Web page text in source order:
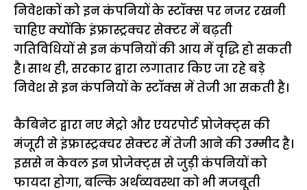
निवेशकों को इन कंपनियों के स्टॉक्स पर नजर रखनी
चाहिए क्योंकि इंफ्रास्ट्रक्चर सेक्टर में बढ़ती
गतिविधियों से इन कंपनियों की आय में वृद्धि हो सकती
है। साथ ही, सरकार द्वारा लगातार किए जा रहे बड़े
निवेश से इन कंपनियों के स्टॉक्स में तेजी आ सकती है।
कैबिनेट द्वारा नए मेट्रो और एयरपोर्ट प्रोजेक्ट्स की
मंजूरी से इंफ्रास्ट्रक्चर सेक्टर में तेजी आने की उम्मीद है।
इससे न केवल इन प्रोजेक्ट्स से जुड़ी कंपनियों को
फायदा होगा, बल्कि अर्थव्यवस्था को भी मजबूती